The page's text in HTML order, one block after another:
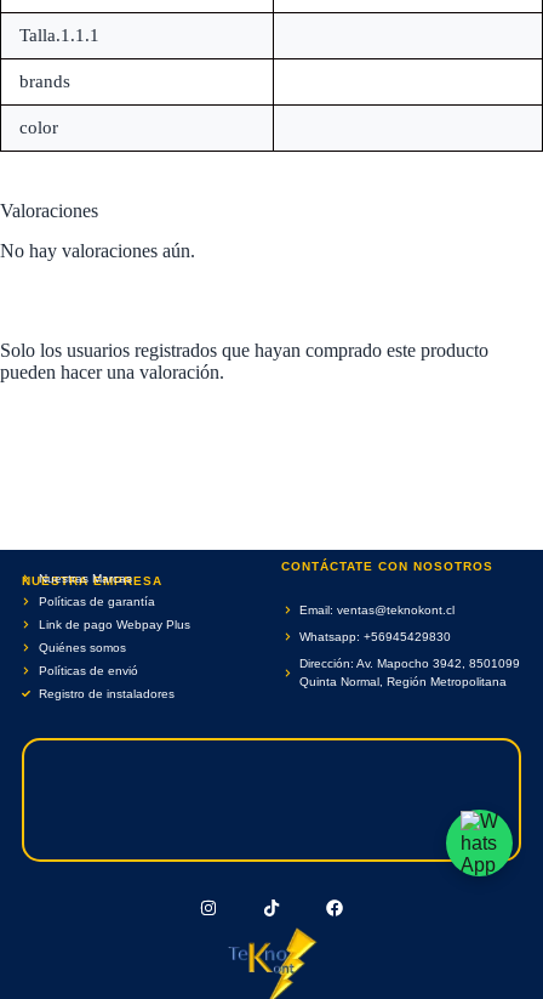
Talla.1.1.1
brands
color
Valoraciones
No hay valoraciones aún.
Solo los usuarios registrados que hayan comprado este producto
pueden hacer una valoración.
NUESTRA EMPRESA
Nuestras Marcas
Políticas de garantía
Link de pago Webpay Plus
Quiénes somos
Políticas de envió
Registro de instaladores
CONTÁCTATE CON NOSOTROS
Email: ventas@teknokont.cl
Whatsapp: +56945429830
Dirección: Av. Mapocho 3942, 8501099
Quinta Normal, Región Metropolitana